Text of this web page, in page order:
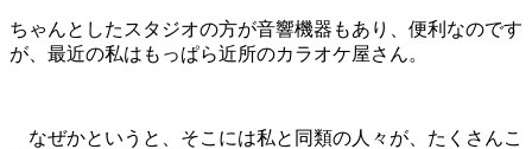
ちゃんとしたスタジオの方が音響機器もあり、便利なのです
が、最近の私はもっぱら近所のカラオケ屋さん。
なぜかというと、そこには私と同類の人々が、たくさんこ